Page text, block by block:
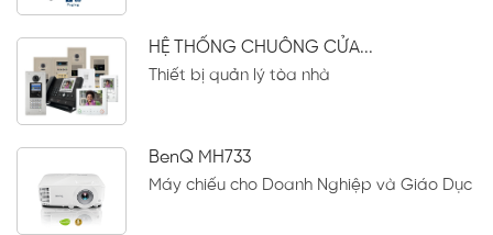
HỆ THỐNG CHUÔNG CỬA...
Thiết bị quản lý tòa nhà
BenQ MH733
Máy chiếu cho Doanh Nghiệp và Giáo Dục